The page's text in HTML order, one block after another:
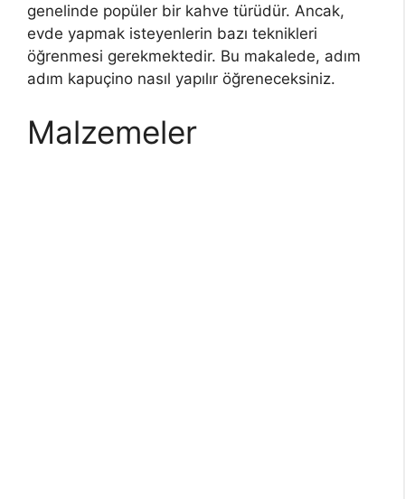
genelinde popüler bir kahve türüdür. Ancak,
evde yapmak isteyenlerin bazı teknikleri
öğrenmesi gerekmektedir. Bu makalede, adım
adım kapuçino nasıl yapılır öğreneceksiniz.
Malzemeler